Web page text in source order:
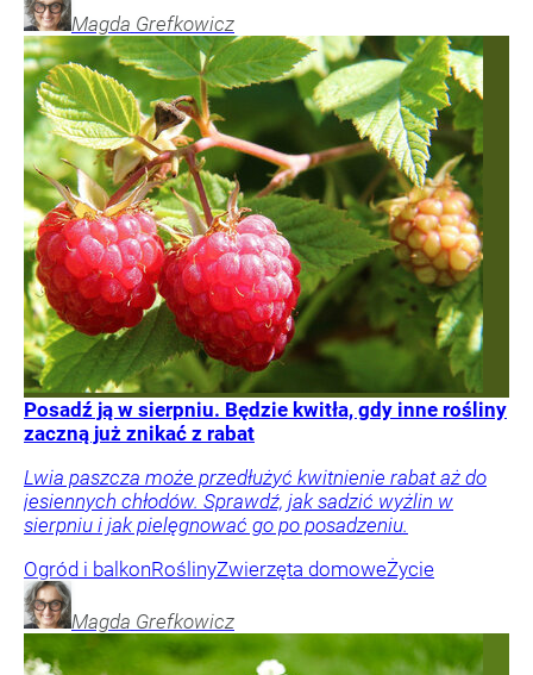
Magda Grefkowicz
Posadź ją w sierpniu. Będzie kwitła, gdy inne rośliny
zaczną już znikać z rabat
Lwia paszcza może przedłużyć kwitnienie rabat aż do
jesiennych chłodów. Sprawdź, jak sadzić wyżlin w
sierpniu i jak pielęgnować go po posadzeniu.
Ogród i balkonRoślinyZwierzęta domoweŻycie
Magda Grefkowicz